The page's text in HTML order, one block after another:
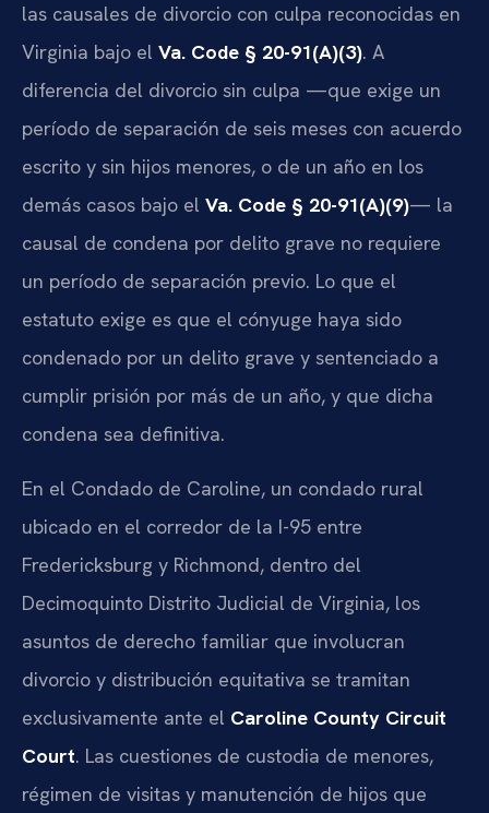
las causales de divorcio con culpa reconocidas en
Virginia bajo el Va. Code § 20-91(A)(3). A
diferencia del divorcio sin culpa —que exige un
período de separación de seis meses con acuerdo
escrito y sin hijos menores, o de un año en los
demás casos bajo el Va. Code § 20-91(A)(9)— la
causal de condena por delito grave no requiere
un período de separación previo. Lo que el
estatuto exige es que el cónyuge haya sido
condenado por un delito grave y sentenciado a
cumplir prisión por más de un año, y que dicha
condena sea definitiva.
En el Condado de Caroline, un condado rural
ubicado en el corredor de la I-95 entre
Fredericksburg y Richmond, dentro del
Decimoquinto Distrito Judicial de Virginia, los
asuntos de derecho familiar que involucran
divorcio y distribución equitativa se tramitan
exclusivamente ante el Caroline County Circuit
Court. Las cuestiones de custodia de menores,
régimen de visitas y manutención de hijos que